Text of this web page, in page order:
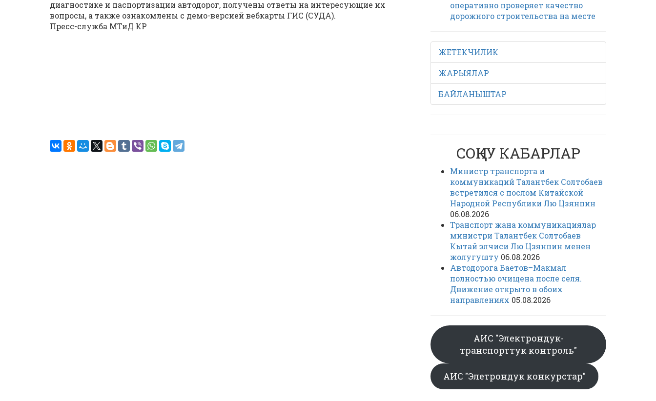
диагностике и паспортизации автодорог, получены ответы на интересующие их
вопросы, а также ознакомлены с демо-версией вебкарты ГИС (СУДА).
Пресс-служба МТиД КР
оперативно проверяет качество
дорожного строительства на месте
ЖЕТЕКЧИЛИК
ЖАРЫЯЛАР
БАЙЛАНЫШТАР
СОҢКУ КАБАРЛАР
Министр транспорта и
коммуникаций Талантбек Солтобаев
встретился с послом Китайской
Народной Республики Лю Цзянпин
06.08.2026
Транспорт жана коммуникациялар
министри Талантбек Солтобаев
Кытай элчиси Лю Цзянпин менен
жолугушту 06.08.2026
Автодорога Баетов–Макмал
полностью очищена после селя.
Движение открыто в обоих
направлениях 05.08.2026
АИС "Электрондук-
транспорттук контроль"
АИС "Элетрондук конкурстар"